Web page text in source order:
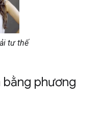
tư thế
phương